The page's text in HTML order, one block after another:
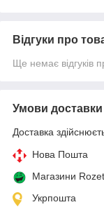
Відгуки про
Ще немає відгуків
Умови доставки
Доставка
Нова Пошта
Магазини
Укрпошта